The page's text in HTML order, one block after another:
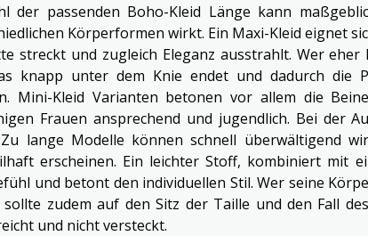
der passenden Boho-Kleid Länge kann
Körperformen wirkt. Ein Maxi-Kleid eignet
streckt und zugleich Eleganz ausstrahlt. Wer
knapp unter dem Knie endet und dadurch die
Mini-Kleid Varianten betonen vor allem die
Frauen ansprechend und jugendlich. Bei der
lange Modelle können schnell überwältigend
erscheinen. Ein leichter Stoff, kombiniert mit
und betont den individuellen Stil. Wer seine
sollte zudem auf den Sitz der Taille und den Fall
und nicht versteckt.